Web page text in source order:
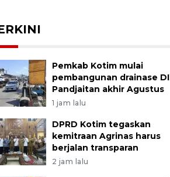
Pemkab Kotim mulai
pembangunan drainase DI
Pandjaitan akhir Agustus
1 jam lalu
DPRD Kotim tegaskan
kemitraan Agrinas harus
berjalan transparan
2 jam lalu